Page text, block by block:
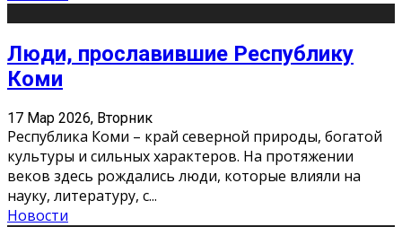
Люди, прославившие Республику
Коми
17 Мар 2026, Вторник
Республика Коми – край северной природы, богатой
культуры и сильных характеров. На протяжении
веков здесь рождались люди, которые влияли на
науку, литературу, с...
Новости